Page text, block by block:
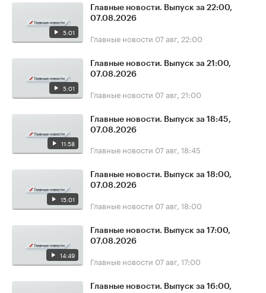
5:01
Главные новости. Выпуск за 22:00,
07.08.2026
Главные новости 07 авг, 22:00
5:01
Главные новости. Выпуск за 21:00,
07.08.2026
Главные новости 07 авг, 21:00
11:58
Главные новости. Выпуск за 18:45,
07.08.2026
Главные новости 07 авг, 18:45
15:01
Главные новости. Выпуск за 18:00,
07.08.2026
Главные новости 07 авг, 18:00
14:49
Главные новости. Выпуск за 17:00,
07.08.2026
Главные новости 07 авг, 17:00
Главные новости. Выпуск за 16:00,